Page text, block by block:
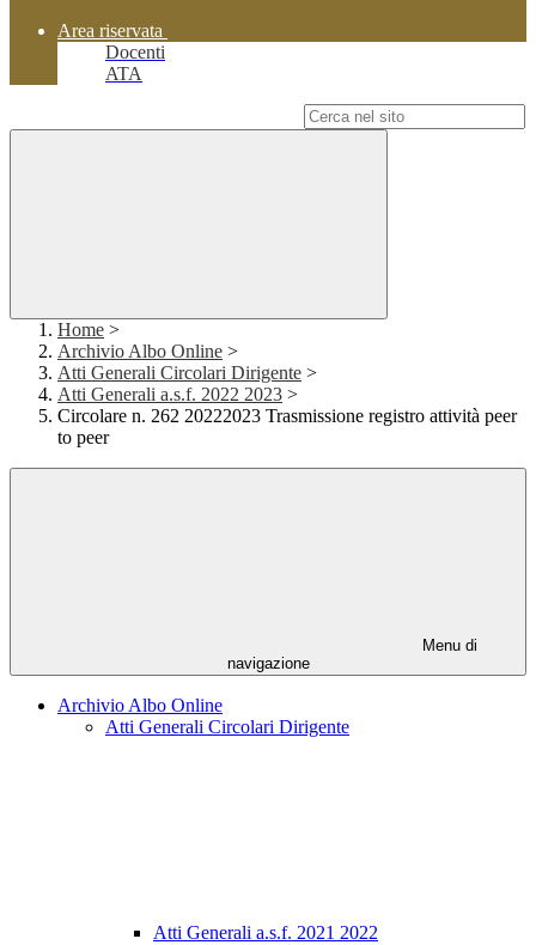
Area riservata
Docenti
ATA
Home >
Archivio Albo Online >
Atti Generali Circolari Dirigente >
Atti Generali a.s.f. 2022 2023 >
Circolare n. 262 20222023 Trasmissione registro attività peer
to peer
Menu di
navigazione
Archivio Albo Online
Atti Generali Circolari Dirigente
Atti Generali a.s.f. 2021 2022